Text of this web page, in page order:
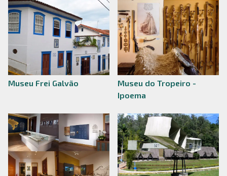
Museu Frei Galvão
Museu do Tropeiro -
Ipoema